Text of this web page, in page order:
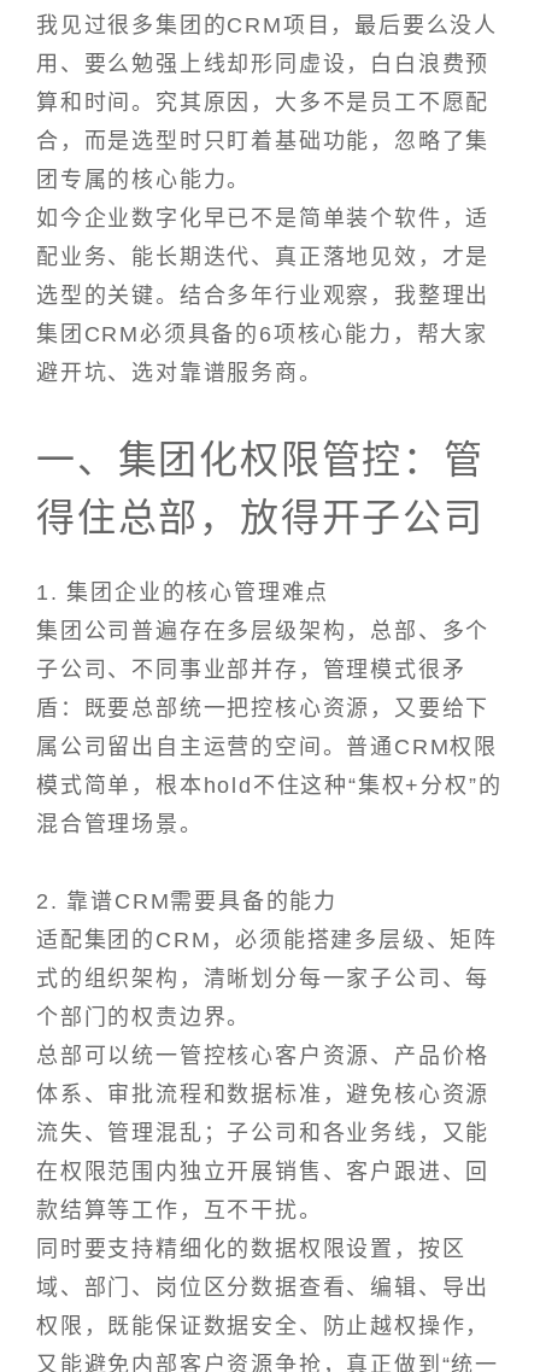
我见过很多集团的CRM项目，最后要么没人
用、要么勉强上线却形同虚设，白白浪费预
算和时间。究其原因，大多不是员工不愿配
合，而是选型时只盯着基础功能，忽略了集
团专属的核心能力。
如今企业数字化早已不是简单装个软件，适
配业务、能长期迭代、真正落地见效，才是
选型的关键。结合多年行业观察，我整理出
集团CRM必须具备的6项核心能力，帮大家
避开坑、选对靠谱服务商。
一、集团化权限管控：管
得住总部，放得开子公司
1. 集团企业的核心管理难点
集团公司普遍存在多层级架构，总部、多个
子公司、不同事业部并存，管理模式很矛
盾：既要总部统一把控核心资源，又要给下
属公司留出自主运营的空间。普通CRM权限
模式简单，根本hold不住这种“集权+分权”的
混合管理场景。
2. 靠谱CRM需要具备的能力
适配集团的CRM，必须能搭建多层级、矩阵
式的组织架构，清晰划分每一家子公司、每
个部门的权责边界。
总部可以统一管控核心客户资源、产品价格
体系、审批流程和数据标准，避免核心资源
流失、管理混乱；子公司和各业务线，又能
在权限范围内独立开展销售、客户跟进、回
款结算等工作，互不干扰。
同时要支持精细化的数据权限设置，按区
域、部门、岗位区分数据查看、编辑、导出
权限，既能保证数据安全、防止越权操作，
又能避免内部客户资源争抢，真正做到“统一